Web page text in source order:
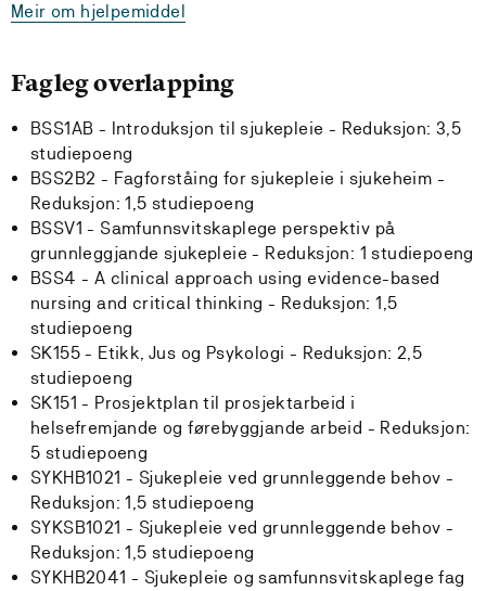
Meir om hjelpemiddel
Fagleg overlapping
BSS1AB - Introduksjon til sjukepleie - Reduksjon: 3,5
studiepoeng
BSS2B2 - Fagforståing for sjukepleie i sjukeheim -
Reduksjon: 1,5 studiepoeng
BSSV1 - Samfunnsvitskaplege perspektiv på
grunnleggjande sjukepleie - Reduksjon: 1 studiepoeng
BSS4 - A clinical approach using evidence-based
nursing and critical thinking - Reduksjon: 1,5
studiepoeng
SK155 - Etikk, Jus og Psykologi - Reduksjon: 2,5
studiepoeng
SK151 - Prosjektplan til prosjektarbeid i
helsefremjande og førebyggjande arbeid - Reduksjon:
5 studiepoeng
SYKHB1021 - Sjukepleie ved grunnleggende behov -
Reduksjon: 1,5 studiepoeng
SYKSB1021 - Sjukepleie ved grunnleggende behov -
Reduksjon: 1,5 studiepoeng
SYKHB2041 - Sjukepleie og samfunnsvitskaplege fag